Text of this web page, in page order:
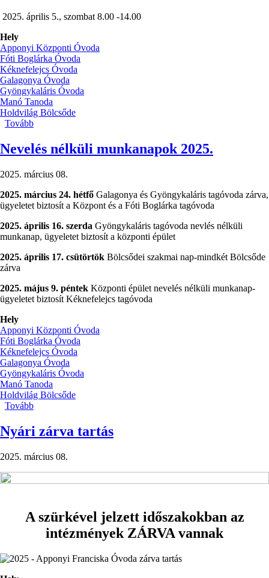
2025. április 5., szombat 8.00 -14.00
Hely
Apponyi Központi Óvoda
Fóti Boglárka Óvoda
Kéknefelejcs Óvoda
Galagonya Óvoda
Gyöngykaláris Óvoda
Manó Tanoda
Holdvilág Bölcsőde
Tovább
Óvodások
XXIX.
Nevelés nélküli munkanapok 2025.
2025. március 08.
2025. március 24. hétfő Galagonya és Gyöngykaláris tagóvoda zárva,
ügyeletet biztosít a Központ és a Fóti Boglárka tagóvoda
2025. április 16. szerda Gyöngykaláris tagóvoda nevlés nélküli
munkanap, ügyeletet biztosít a központi épület
2025. április 17. csütörtök Bölcsődei szakmai nap-mindkét Bölcsőde
zárva
2025. május 9. péntek Központi épület nevelés nélküli munkanap-
ügyeletet biztosít Kéknefelejcs tagóvoda
Hely
Apponyi Központi Óvoda
Fóti Boglárka Óvoda
Kéknefelejcs Óvoda
Galagonya Óvoda
Gyöngykaláris Óvoda
Manó Tanoda
Holdvilág Bölcsőde
Tovább
munkanapok
2025.)
Nyári zárva tartás
2025. március 08.
A szürkével jelzett időszakokban az
intézmények ZÁRVA vannak